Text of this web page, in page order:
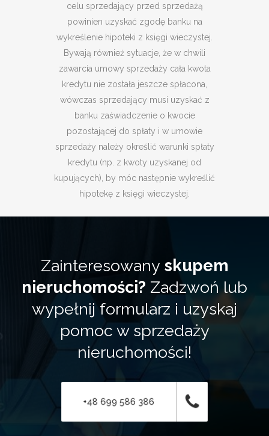
celu sprzedający przed sprzedażą
powinien uzyskać zgodę banku na
wykreślenie hipoteki z księgi wieczystej.
Bywają również sytuacje, że w chwili
zawarcia umowy sprzedaży cała kwota
kredytu nie została jeszcze spłacona,
wówczas sprzedający musi uzyskać z
banku zaświadczenie o kwocie
pozostającej do spłaty i w umowie
sprzedaży należy określić warunki spłaty
kredytu (np. z kwoty uzyskanej od
kupujących), by móc następnie wykreślić
hipotekę z księgi wieczystej.
Zainteresowany skupem
nieruchomości? Zadzwoń lub
wypełnij formularz i uzyskaj
pomoc w sprzedaży
nieruchomości!
+48 699 586 386